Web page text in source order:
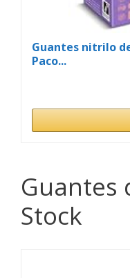
Guantes nitrilo
Paco...
Guantes
Stock